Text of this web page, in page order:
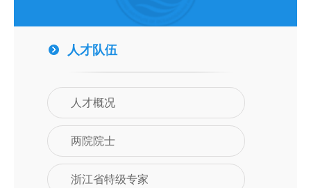
人才队伍
人才概况
两院院士
浙江省特级专家